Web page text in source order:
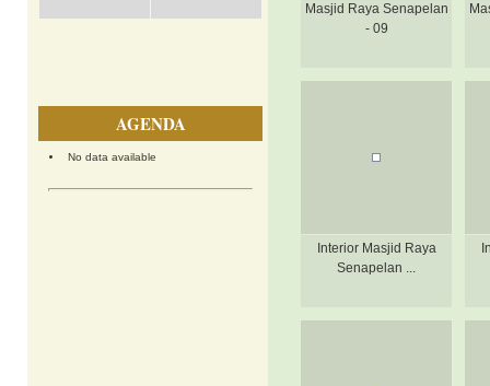
AGENDA
No data available
Masjid Raya Senapelan
- 09
Interior Masjid Raya
Senapelan ...